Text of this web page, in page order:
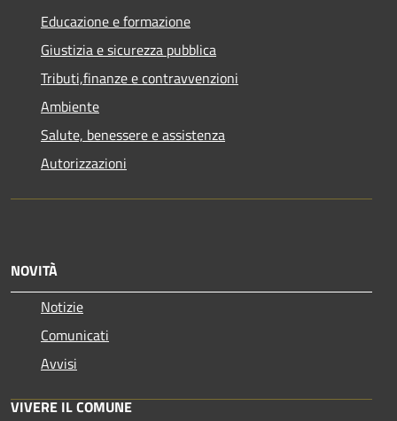
Educazione e formazione
Giustizia e sicurezza pubblica
Tributi,finanze e contravvenzioni
Ambiente
Salute, benessere e assistenza
Autorizzazioni
NOVITÀ
Notizie
Comunicati
Avvisi
VIVERE IL COMUNE